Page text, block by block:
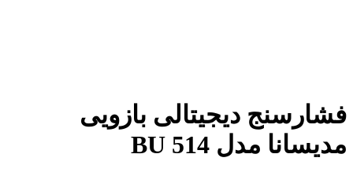
فشارسنج دیجیتالی بازویی
مدیسانا مدل BU 514